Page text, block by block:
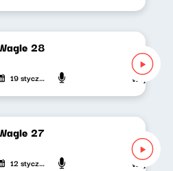
28
19 stycznia 2021 Wojciech
27
12 stycznia 2021 Wojciech